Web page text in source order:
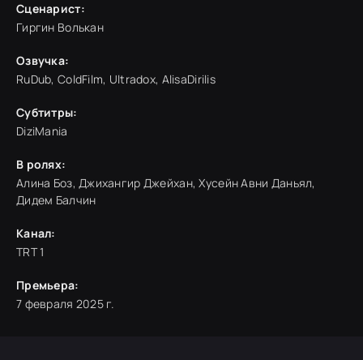
Сценарист:
Гиргин Волькан
Озвучка:
RuDub, ColdFilm, Ultradox, AlisaDirilis
Субтитры:
DiziMania
В ролях:
Алина Боз, Джихангир Джейхан, Хусейн Авни Даньял,
Дидем Балчин
Канал:
TRT 1
Премьера:
7 февраля 2025 г.